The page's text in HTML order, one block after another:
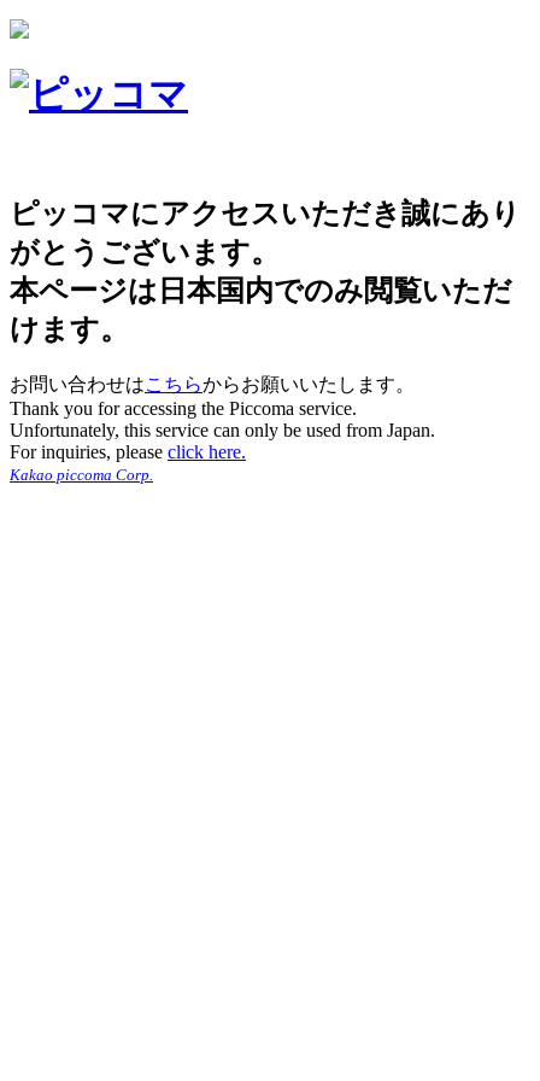
ピッコマにアクセスいただき誠にあり
がとうございます。
本ページは日本国内でのみ閲覧いただ
けます。
お問い合わせはこちらからお願いいたします。
Thank you for accessing the Piccoma service.
Unfortunately, this service can only be used from Japan.
For inquiries, please click here.
Kakao piccoma Corp.